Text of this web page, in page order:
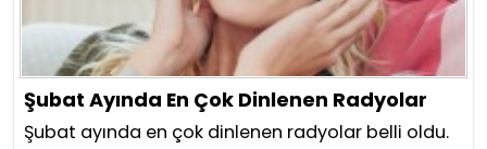
Şubat Ayında En Çok Dinlenen Radyolar
Şubat ayında en çok dinlenen radyolar belli oldu.